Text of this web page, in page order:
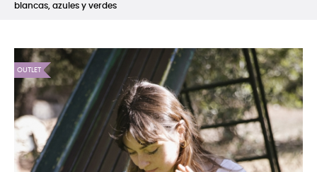
blancas, azules y verdes
OUTLET